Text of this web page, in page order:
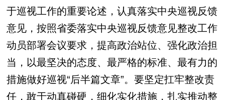
于巡视工作的重要论述，认真落实中央巡视反馈
意见，按照省委落实中央巡视反馈意见整改工作
动员部署会议要求，提高政治站位、强化政治担
当，以最坚决的态度、最严格的标准、最有力的
措施做好巡视“后半篇文章”。要坚定扛牢整改责
任，敢于动真碰硬，细化实化措施，扎实推动整